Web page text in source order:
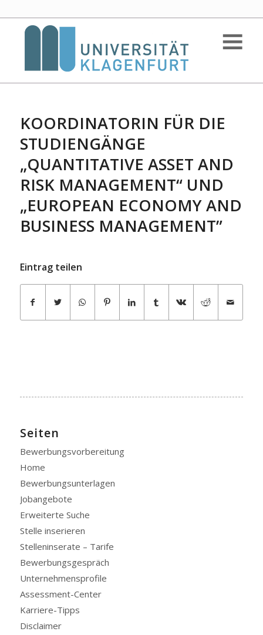
KOORDINATORIN FÜR DIE
STUDIENGÄNGE
„QUANTITATIVE ASSET AND
RISK MANAGEMENT“ UND
„EUROPEAN ECONOMY AND
BUSINESS MANAGEMENT”
Eintrag teilen
Seiten
Bewerbungsvorbereitung
Home
Bewerbungsunterlagen
Jobangebote
Erweiterte Suche
Stelle inserieren
Stelleninserate – Tarife
Bewerbungsgespräch
Unternehmensprofile
Assessment-Center
Karriere-Tipps
Disclaimer